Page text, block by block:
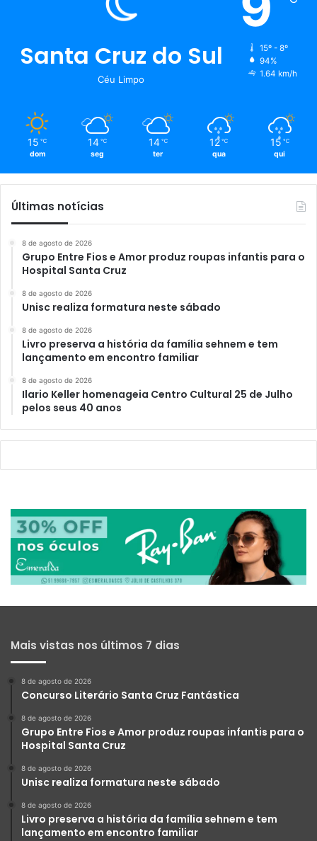
Santa Cruz do Sul
Céu Limpo
15º - 8º
94%
1.64 km/h
15 ℃
dom
14 ℃
seg
14 ℃
ter
12 ℃
qua
15 ℃
qui
Últimas notícias
8 de agosto de 2026
Grupo Entre Fios e Amor produz roupas infantis para o
Hospital Santa Cruz
8 de agosto de 2026
Unisc realiza formatura neste sábado
8 de agosto de 2026
Livro preserva a história da família sehnem e tem
lançamento em encontro familiar
8 de agosto de 2026
Ilario Keller homenageia Centro Cultural 25 de Julho
pelos seus 40 anos
Mais vistas nos últimos 7 dias
8 de agosto de 2026
Concurso Literário Santa Cruz Fantástica
8 de agosto de 2026
Grupo Entre Fios e Amor produz roupas infantis para o
Hospital Santa Cruz
8 de agosto de 2026
Unisc realiza formatura neste sábado
8 de agosto de 2026
Livro preserva a história da família sehnem e tem
lançamento em encontro familiar